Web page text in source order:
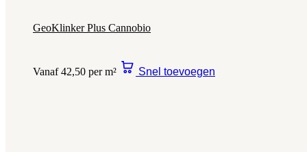
GeoKlinker Plus Cannobio
Vanaf 42,50 per m² Snel toevoegen